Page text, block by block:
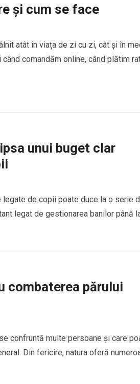
și cum se face
atât în viața de zi cu zi, cât și în
comandăm online, când plătim
unui buget clar
de copii poate duce la o serie
legat de gestionarea banilor până
combaterea părului
confruntă multe persoane și care
Din fericire, natura oferă